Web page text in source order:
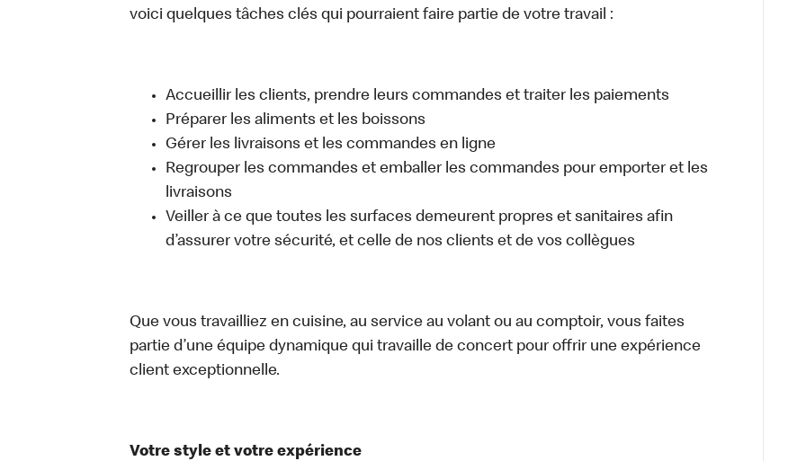
voici quelques tâches clés qui pourraient faire partie de votre travail :
Accueillir les clients, prendre leurs commandes et traiter les paiements
Préparer les aliments et les boissons
Gérer les livraisons et les commandes en ligne
Regrouper les commandes et emballer les commandes pour emporter et les
livraisons
Veiller à ce que toutes les surfaces demeurent propres et sanitaires afin
d’assurer votre sécurité, et celle de nos clients et de vos collègues
Que vous travailliez en cuisine, au service au volant ou au comptoir, vous faites
partie d’une équipe dynamique qui travaille de concert pour offrir une expérience
client exceptionnelle.
Votre style et votre expérience